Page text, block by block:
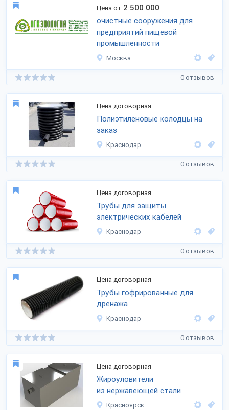
Цена от 2 500 000
очистные сооружения для
предприятий пищевой
промышленности
Москва
0 отзывов
Цена договорная
Полиэтиленовые колодцы на
заказ
Краснодар
0 отзывов
Цена договорная
Трубы для защиты
электрических кабелей
Краснодар
0 отзывов
Цена договорная
Трубы гофрированные для
дренажа
Краснодар
0 отзывов
Цена договорная
Жироуловители
из нержавеющей стали
Красноярск